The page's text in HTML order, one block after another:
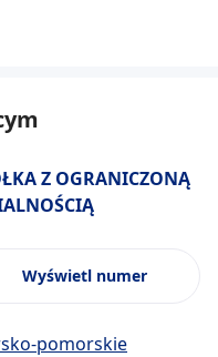
Z OGRANICZONĄ
Wyświetl numer
pomorskie